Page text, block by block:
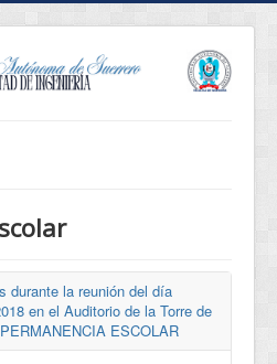
durante la reunión del día
en el Auditorio de la Torre de
ESCOLAR